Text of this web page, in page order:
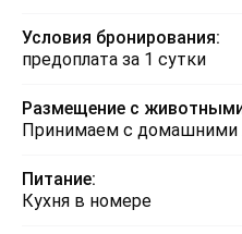
Условия бронирования:
предоплата за 1 сутки
Размещение с
Принимаем с
Питание:
Кухня в номере